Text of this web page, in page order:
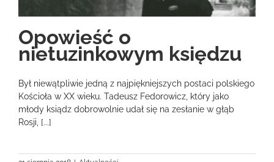
Opowieść o
nietuzinkowym księdzu
Był niewątpliwie jedną z najpiękniejszych postaci polskiego
Kościoła w XX wieku. Tadeusz Fedorowicz, który jako
młody ksiądz dobrowolnie udał się na zesłanie w głąb
Rosji, [...]